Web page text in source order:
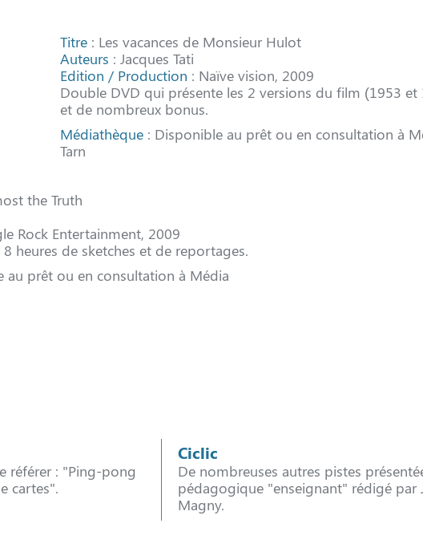
Titre : Les vacances de Monsieur Hulot
Auteurs : Jacques Tati
Edition / Production : Naïve vision, 2009
Double DVD qui présente les 2 versions du film (1953 et
et de nombreux bonus.
Médiathèque : Disponible au prêt ou en consultation à
Tarn
the Truth
Rock Entertainment, 2009
heures de sketches et de reportages.
au prêt ou en consultation à Média
référer : "Ping-pong
cartes".
Ciclic
De nombreuses autres pistes
pédagogique "enseignant" rédigé par
Magny.